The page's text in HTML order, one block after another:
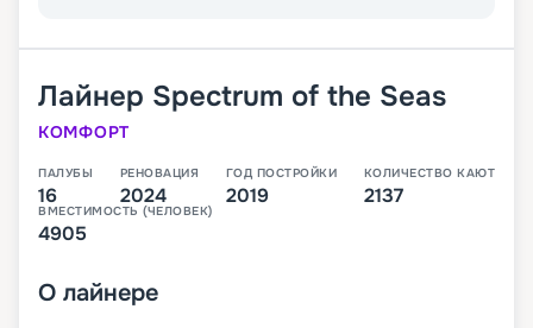
Лайнер Spectrum of the Seas
КОМФОРТ
ПАЛУБЫ
16
РЕНОВАЦИЯ
2024
ГОД ПОСТРОЙКИ
2019
КОЛИЧЕСТВО КАЮТ
2137
ВМЕСТИМОСТЬ (ЧЕЛОВЕК)
4905
О лайнере